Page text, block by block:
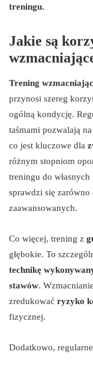
treningu.
Jakie są
Trening
przynosi szereg
ogólną kondycję.
taśmami pozwalają
co jest kluczowe dla
różnym stopniom
treningu do
sprawdzi się
zaawansowanych.
Co więcej, trening z
głębokie. To
technikę
stawów.
zredukować ryzyko
fizycznej.
Dodatkowo,